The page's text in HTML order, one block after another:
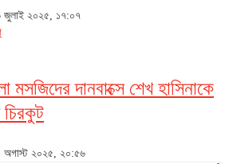
জুলাই ২০২৫, ১৭:০৭
মসজিদের দানবাক্সে শেখ হাসিনাকে
চিরকুট
অগাস্ট ২০২৫, ২০:৫৬